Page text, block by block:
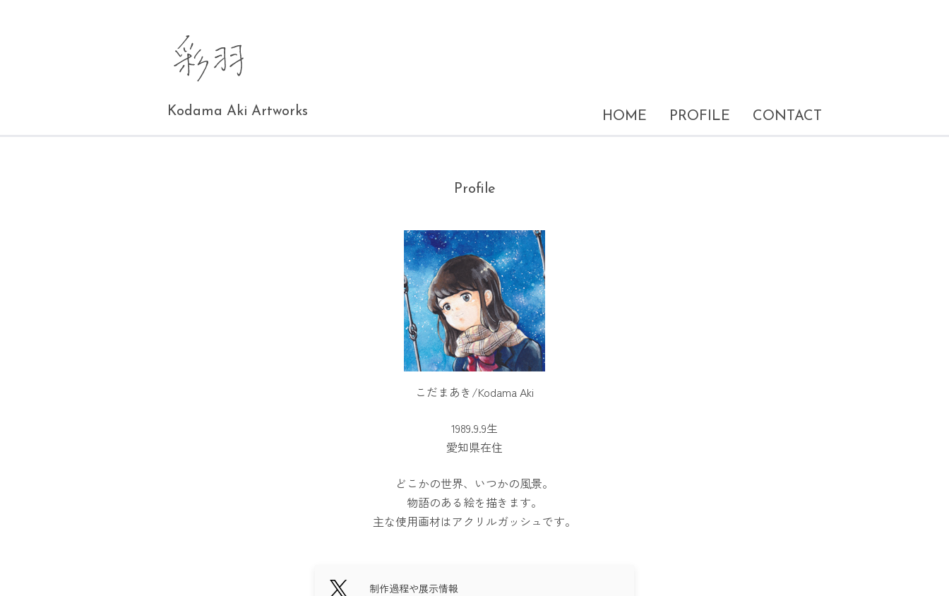
Kodama Aki Artworks HOME PROFILE CONTACT
Profile
こだまあき/Kodama Aki
1989.9.9生
愛知県在住
どこかの世界、いつかの風景。
物語のある絵を描きます。
主な使用画材はアクリルガッシュです。
制作過程や展示情報